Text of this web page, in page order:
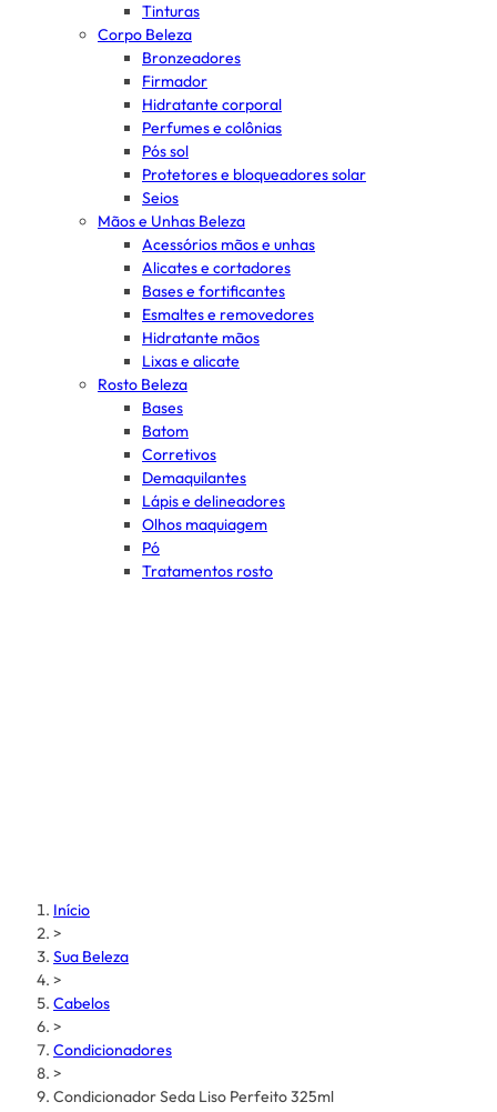
Tinturas
Corpo Beleza
Bronzeadores
Firmador
Hidratante corporal
Perfumes e colônias
Pós sol
Protetores e bloqueadores solar
Seios
Mãos e Unhas Beleza
Acessórios mãos e unhas
Alicates e cortadores
Bases e fortificantes
Esmaltes e removedores
Hidratante mãos
Lixas e alicate
Rosto Beleza
Bases
Batom
Corretivos
Demaquilantes
Lápis e delineadores
Olhos maquiagem
Pó
Tratamentos rosto
Início
>
Sua Beleza
>
Cabelos
>
Condicionadores
>
Condicionador Seda Liso Perfeito 325ml